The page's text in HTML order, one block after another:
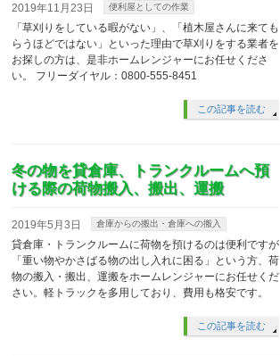
2019年11月23日 便利屋としての作業
「草刈りをしている暇がない」、「植木屋さんに来ても
らうほどではない」といった理由で草刈りをする業者を
お探しの方は、是非ホームレンジャーにお任せくださ
い。 フリーダイヤル：0800-555-8451
この記事を読む
冬の物を貸倉庫、トランクルームへ預
ける際の荷物搬入、搬出、運搬
2019年5月3日 倉庫からの搬出・倉庫への搬入
貸倉庫・トランクルームに荷物を預けるのは便利ですが
「重い物やかさばる物の出し入れに困る」という方、荷
物の搬入・搬出、運搬をホームレンジャーにお任せくだ
さい。軽トラックを多用しており、費用も格安です。
この記事を読む